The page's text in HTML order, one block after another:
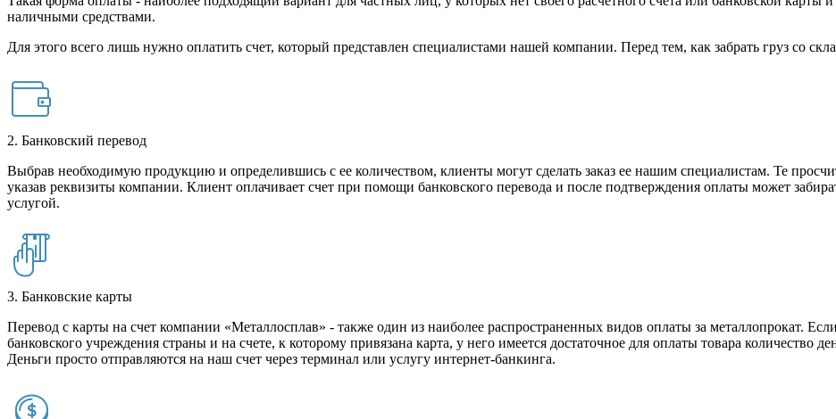
наличными средствами.
Для этого всего лишь нужно оплатить счет, который представлен специалистами нашей компании. Перед тем, как забрать груз со
2. Банковский перевод
Выбрав необходимую продукцию и определившись с ее количеством, клиенты могут сделать заказ ее нашим специалистам. Те
указав реквизиты компании. Клиент оплачивает счет при помощи банковского перевода и после подтверждения оплаты может
услугой.
3. Банковские карты
Перевод с карты на счет компании «Металлосплав» - также один из наиболее распространенных видов оплаты за металлопрокат.
банковского учреждения страны и на счете, к которому привязана карта, у него имеется достаточное для оплаты товара количество
Деньги просто отправляются на наш счет через терминал или услугу интернет-банкинга.